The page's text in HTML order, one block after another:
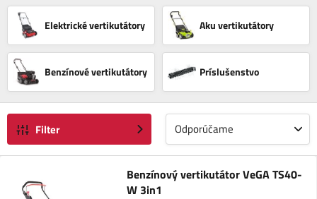
Elektrické vertikutátory Aku vertikutátory
Benzínové vertikutátory Príslušenstvo
Filter Odporúčame
Benzínový vertikutátor VeGA TS40-
W 3in1